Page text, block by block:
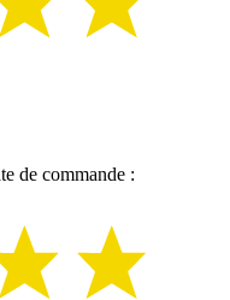
de commande :